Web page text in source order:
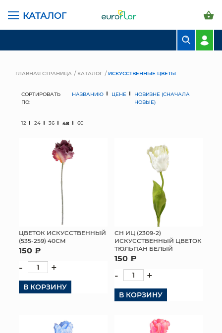
КАТАЛОГ
МЯГКИЕ ИГРУШКИ
КОРЗИНЫ
ГЛАВНАЯ СТРАНИЦА КАТАЛОГ ИСКУССТВЕННЫЕ ЦВЕТЫ
СОРТИРОВАТЬ
ПО:
НАЗВАНИЮ ЦЕНЕ
НОВИЗНЕ (СНАЧАЛА
НОВЫЕ)
12 24 36 48 60
ЦВЕТОК ИСКУССТВЕННЫЙ
(535-259) 40СМ
150 ₽
- +
В КОРЗИНУ
СН ИЦ (2309-2)
ИСКУССТВЕННЫЙ ЦВЕТОК
ТЮЛЬПАН БЕЛЫЙ
150 ₽
- +
В КОРЗИНУ